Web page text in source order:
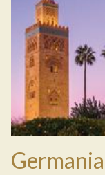
Germania